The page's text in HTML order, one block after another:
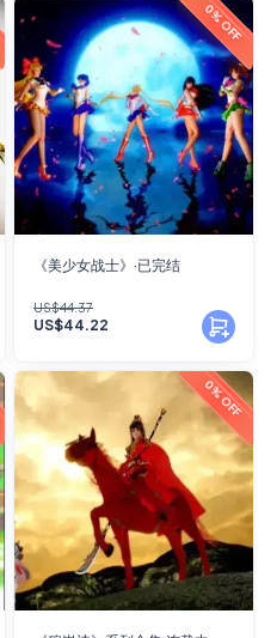
0% OFF
《美少女战士》·已完结
US$44.37
US$44.22
0% OFF